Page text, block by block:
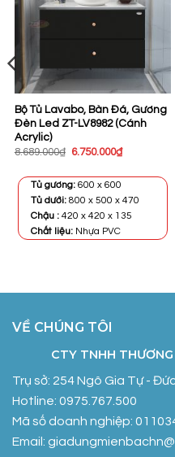
Bộ Tủ Lavabo, Bàn Đá, Gương
Đèn Led ZT-LV8982 (Cánh
Acrylic)
8.689.000₫ Giá
8.689.000₫.
6.750.000₫Giá
Tủ gương:600 x 600
Tủ dưới: 800 x 500 x 470
Chậu :420 x 420 x 135
Chất liệu: Nhựa PVC
VỀ CHÚNG TÔI
CTY TNHH
Trụ sở: 254 Ngô Gia Tự -
Hotline: 0975.767.500
Mã số doanh nghiệp:
Email: